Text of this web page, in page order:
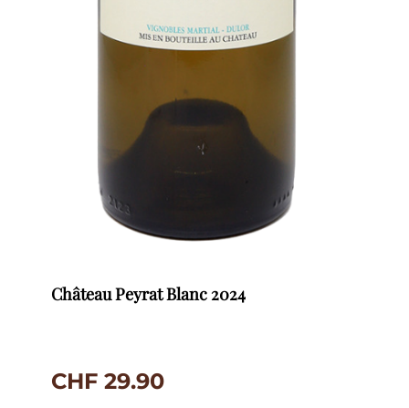
Château Peyrat Blanc 2024
CHF 29.90